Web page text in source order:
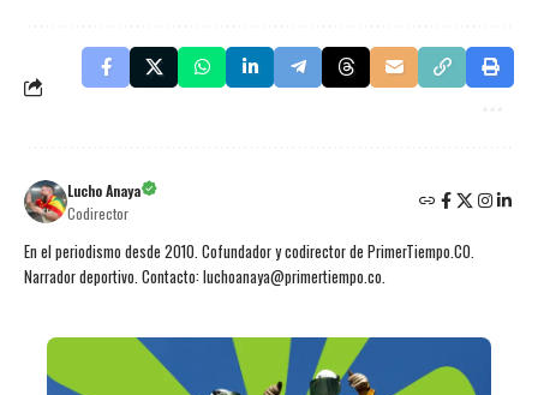
Lucho Anaya
Codirector
En el periodismo desde 2010. Cofundador y codirector de PrimerTiempo.CO.
Narrador deportivo. Contacto: luchoanaya@primertiempo.co.